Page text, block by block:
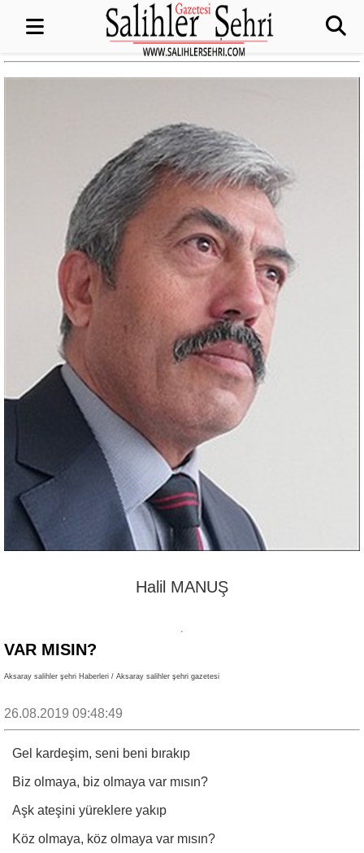
Halil MANUŞ
VAR MISIN?
Aksaray salihler şehri Haberleri / Aksaray salihler şehri gazetesi
26.08.2019 09:48:49
Gel kardeşim, seni beni bırakıp
Biz olmaya, biz olmaya var mısın?
Aşk ateşini yüreklere yakıp
Köz olmaya, köz olmaya var mısın?